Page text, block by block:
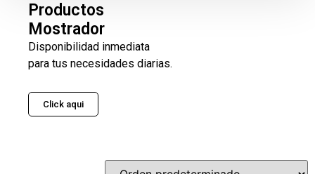
Productos
Mostrador
Disponibilidad inmediata
para tus necesidades diarias.
Click aqui